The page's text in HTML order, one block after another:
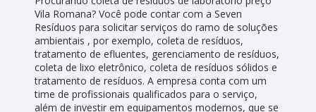
Vila Romana? Você pode contar com a Seven
Resíduos para solicitar serviços do ramo de soluções
ambientais , por exemplo, coleta de resíduos,
tratamento de efluentes, gerenciamento de resíduos,
coleta de lixo eletrônico, coleta de resíduos sólidos e
tratamento de resíduos. A empresa conta com um
time de profissionais qualificados para o serviço,
além de investir em equipamentos modernos, que se